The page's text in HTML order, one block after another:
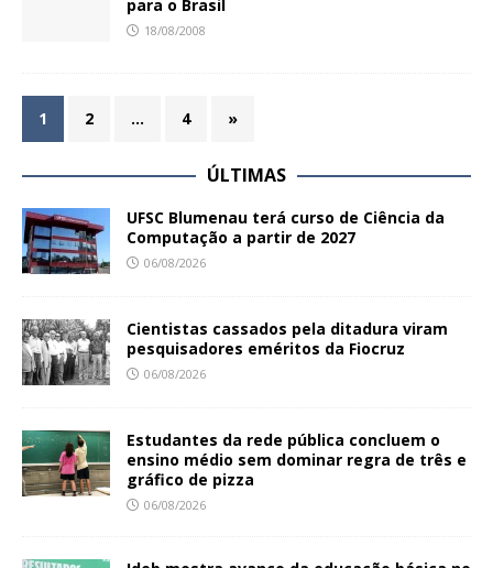
para o Brasil
18/08/2008
1 2 … 4 »
ÚLTIMAS
UFSC Blumenau terá curso de Ciência da
Computação a partir de 2027
06/08/2026
Cientistas cassados pela ditadura viram
pesquisadores eméritos da Fiocruz
06/08/2026
Estudantes da rede pública concluem o
ensino médio sem dominar regra de três e
gráfico de pizza
06/08/2026